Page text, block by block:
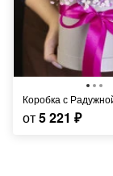
Коробка с Радужной
от5 221 ₽